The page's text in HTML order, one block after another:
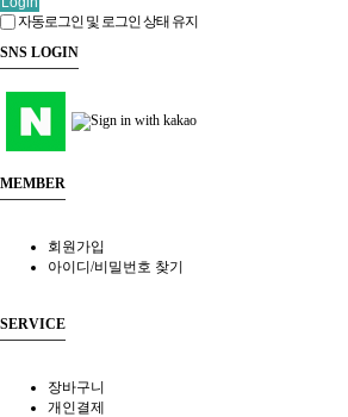
자동로그인 및 로그인 상태 유지
SNS LOGIN
MEMBER
회원가입
아이디/비밀번호 찾기
SERVICE
장바구니
개인결제